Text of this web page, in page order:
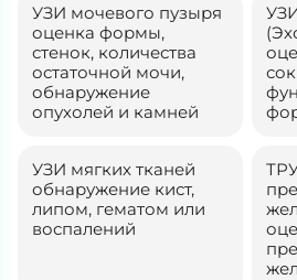
УЗИ мочевого пузыря
оценка формы,
стенок, количества
остаточной мочи,
обнаружение
опухолей и камней
УЗИ мягких тканей
обнаружение кист,
липом, гематом или
воспалений